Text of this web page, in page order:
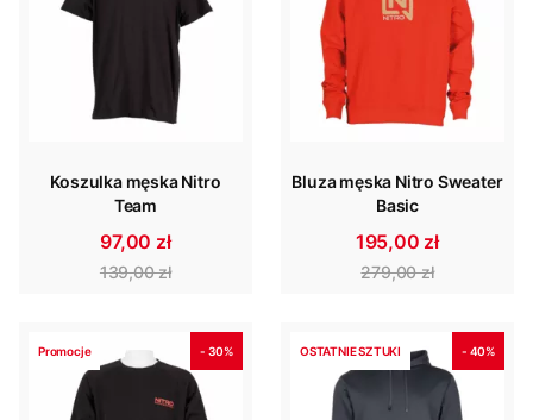
Koszulka męska Nitro
Team
97,00 zł
139,00 zł
Bluza męska Nitro Sweater
Basic
195,00 zł
279,00 zł
Promocje - 30% OSTATNIE SZTUKI - 40%